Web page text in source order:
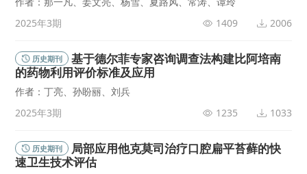
2025年3期
1409 2006
历史期刊
基于德尔菲专家咨询调查法构建比阿培南
的药物利用评价标准及应用
作者：丁亮、孙盼丽、刘兵
2025年3期
1235 1033
历史期刊
局部应用他克莫司治疗口腔扁平苔藓的快
速卫生技术评估